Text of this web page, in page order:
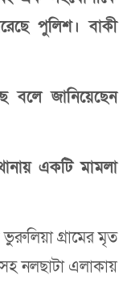
পুলিশ। বাকী
জানিয়েছেন
একটি মামলা
ভুরুলিয়া গ্রামের মৃত
নলছাটা এলাকায়